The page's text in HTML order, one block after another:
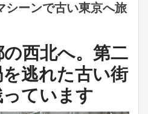
シーンで古い東京へ旅
西北へ。第二
逃れた古い街
ています